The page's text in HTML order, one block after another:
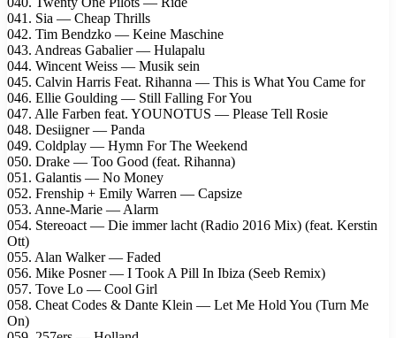
041. Sia — Cheap Thrills
042. Tim Bendzko — Keine Maschine
043. Andreas Gabalier — Hulapalu
044. Wincent Weiss — Musik sein
045. Calvin Harris Feat. Rihanna — This is What You Came for
046. Ellie Goulding — Still Falling For You
047. Alle Farben feat. YOUNOTUS — Please Tell Rosie
048. Desiigner — Panda
049. Coldplay — Hymn For The Weekend
050. Drake — Too Good (feat. Rihanna)
051. Galantis — No Money
052. Frenship + Emily Warren — Capsize
053. Anne-Marie — Alarm
054. Stereoact — Die immer lacht (Radio 2016 Mix) (feat. Kerstin
Ott)
055. Alan Walker — Faded
056. Mike Posner — I Took A Pill In Ibiza (Seeb Remix)
057. Tove Lo — Cool Girl
058. Cheat Codes & Dante Klein — Let Me Hold You (Turn Me
On)